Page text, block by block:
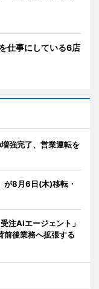
仕事にしている6店
強完了、営業運転を
が8月6日(木)移転・
注AIエージェント」
前後業務へ拡張する